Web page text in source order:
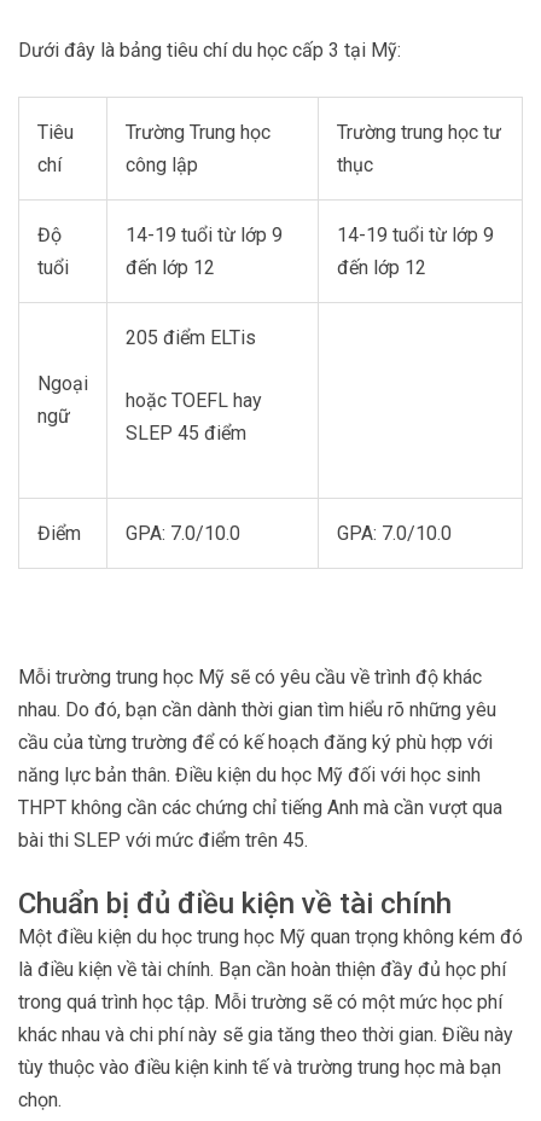
Dưới đây là bảng tiêu chí du học cấp 3 tại Mỹ:
Tiêu
chí
Trường Trung học
công lập
Trường trung học tư
thục
Độ
tuổi
14-19 tuổi từ lớp 9
đến lớp 12
14-19 tuổi từ lớp 9
đến lớp 12
Ngoại
ngữ
205 điểm ELTis
hoặc TOEFL hay
SLEP 45 điểm
Điểm GPA: 7.0/10.0 GPA: 7.0/10.0
Mỗi trường trung học Mỹ sẽ có yêu cầu về trình độ khác
nhau. Do đó, bạn cần dành thời gian tìm hiểu rõ những yêu
cầu của từng trường để có kế hoạch đăng ký phù hợp với
năng lực bản thân. Điều kiện du học Mỹ đối với học sinh
THPT không cần các chứng chỉ tiếng Anh mà cần vượt qua
bài thi SLEP với mức điểm trên 45.
Chuẩn bị đủ điều kiện về tài chính
Một điều kiện du học trung học Mỹ quan trọng không kém đó
là điều kiện về tài chính. Bạn cần hoàn thiện đầy đủ học phí
trong quá trình học tập. Mỗi trường sẽ có một mức học phí
khác nhau và chi phí này sẽ gia tăng theo thời gian. Điều này
tùy thuộc vào điều kiện kinh tế và trường trung học mà bạn
chọn.